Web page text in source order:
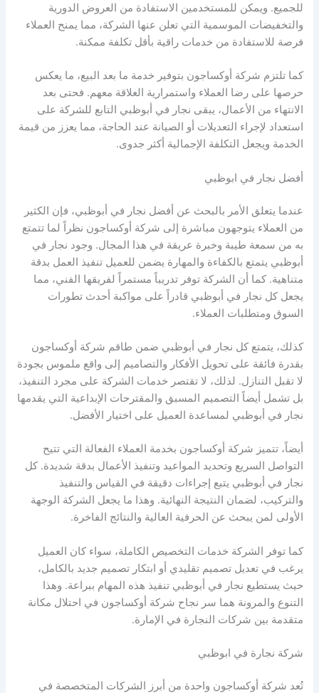
للجميع. ويمكن للمستخدمين الاستفادة من العروض الدورية
والتخفيضات الموسمية التي تعلن عنها الشركة، مما يمنح العملاء
فرصة للاستفادة من خدمات راقية بأقل تكلفة ممكنة.
كما تلتزم شركة أوكساجون بتوفير خدمة ما بعد البيع، ما يعكس
حرصها على رضا العملاء واستمرارية العلاقة معهم. فحتى بعد
الانتهاء من الأعمال، يبقى نجار في أبوظبي التابع للشركة على
استعداد لإجراء التعديلات أو الصيانة عند الحاجة، مما يعزز من قيمة
الخدمة ويجعل التكلفة الإجمالية أكثر جدوى.
أفضل نجار في ابوظبي
عندما يتعلق الأمر بالبحث عن أفضل نجار في أبوظبي، فإن الكثير
من العملاء يتوجهون مباشرة إلى شركة أوكساجون نظراً لما تتمتع
به من سمعة طيبة وخبرة عريقة في هذا المجال. وجود نجار في
أبوظبي يتمتع بالكفاءة والمهارة يضمن للعميل تنفيذ العمل بدقة
متناهية. كما أن الشركة توفر تدريباً مستمراً لفريقها الفني، مما
يجعل كل نجار في أبوظبي قادراً على مواكبة أحدث تطورات
السوق ومتطلبات العملاء.
كذلك، يتمتع كل نجار في أبوظبي ضمن طاقم شركة أوكساجون
بقدرة فائقة على تحويل الأفكار والتصاميم إلى واقع ملموس بجودة
لا تقبل التنازل. لذلك، لا تقتصر خدمات الشركة على مجرد التنفيذ،
بل تشمل أيضاً التصميم المسبق والمقترحات الإبداعية التي يقدمها
نجار في أبوظبي لمساعدة العميل على اختيار الأفضل.
أيضاً، تتميز شركة أوكساجون بخدمة العملاء الفعالة التي تتيح
التواصل السريع وتحديد المواعيد وتنفيذ الأعمال بدقة شديدة. كل
نجار في أبوظبي يتبع إجراءات دقيقة في القياس والتنفيذ
والتركيب، لضمان النتيجة النهائية. وهذا ما يجعل الشركة الوجهة
الأولى لمن يبحث عن الحرفية العالية والنتائج الفاخرة.
كما توفر الشركة خدمات التخصيص الكاملة، سواء كان العميل
يرغب في تعديل تصميم تقليدي أو ابتكار تصميم جديد بالكامل،
حيث يستطيع نجار في أبوظبي تنفيذ هذه المهام ببراعة. وهذا
التنوع والمرونة هما سر نجاح شركة أوكساجون في احتلال مكانة
متقدمة بين شركات النجارة في الإمارة.
شركة نجارة في ابوظبي
تُعد شركة أوكساجون واحدة من أبرز الشركات المتخصصة في